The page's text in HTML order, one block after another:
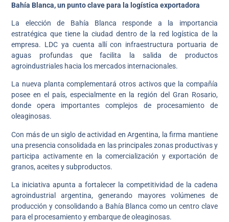
Bahía Blanca, un punto clave para la logística exportadora
La elección de Bahía Blanca responde a la importancia
estratégica que tiene la ciudad dentro de la red logística de la
empresa. LDC ya cuenta allí con infraestructura portuaria de
aguas profundas que facilita la salida de productos
agroindustriales hacia los mercados internacionales.
La nueva planta complementará otros activos que la compañía
posee en el país, especialmente en la región del Gran Rosario,
donde opera importantes complejos de procesamiento de
oleaginosas.
Con más de un siglo de actividad en Argentina, la firma mantiene
una presencia consolidada en las principales zonas productivas y
participa activamente en la comercialización y exportación de
granos, aceites y subproductos.
La iniciativa apunta a fortalecer la competitividad de la cadena
agroindustrial argentina, generando mayores volúmenes de
producción y consolidando a Bahía Blanca como un centro clave
para el procesamiento y embarque de oleaginosas.